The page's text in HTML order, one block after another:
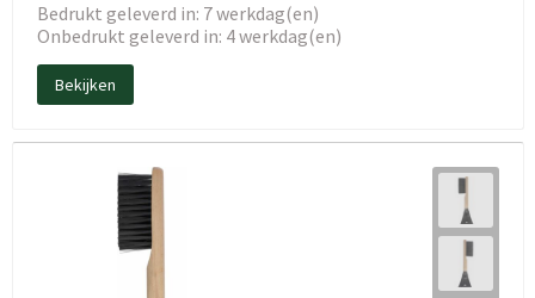
Bedrukt geleverd in: 7 werkdag(en)
Onbedrukt geleverd in: 4 werkdag(en)
Bekijken